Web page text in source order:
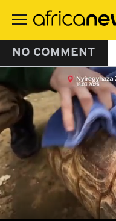
contenu
NO COMMENT